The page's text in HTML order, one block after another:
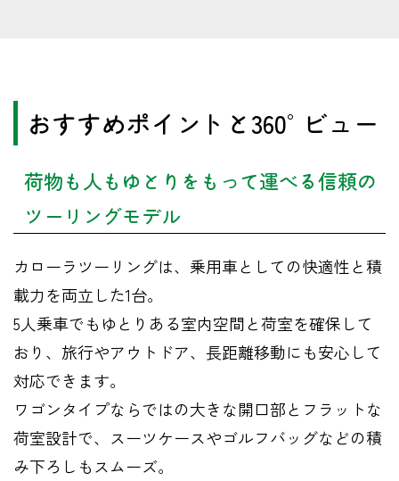
おすすめポイントと360°ビュー
荷物も人もゆとりをもって運べる信頼の
ツーリングモデル
カローラツーリングは、乗用車としての快適性と積
載力を両立した1台。
5人乗車でもゆとりある室内空間と荷室を確保して
おり、旅行やアウトドア、長距離移動にも安心して
対応できます。
ワゴンタイプならではの大きな開口部とフラットな
荷室設計で、スーツケースやゴルフバッグなどの積
み下ろしもスムーズ。